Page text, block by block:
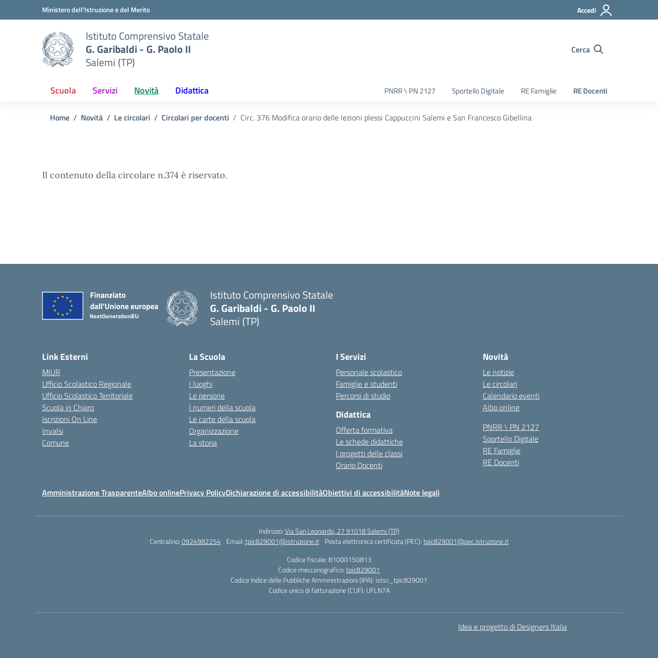
Vai ai contenuti
Vai al menu di navigazioneMinistero dell'Istruzione e del Merito Accedi
Istituto Comprensivo Statale
G. Garibaldi - G. Paolo II
Salemi (TP)
Cerca
Scuola Servizi Novità Didattica PNRR \ PN 2127 Sportello Digitale RE Famiglie RE Docenti
Home Novità Le circolari Circolari per docenti Circ. 376 Modifica orario delle lezioni plessi Cappuccini Salemi e San Francesco Gibellina
Il contenuto della circolare n.374 è riservato.
Istituto Comprensivo Statale
G. Garibaldi - G. Paolo II
Salemi (TP)
Link Esterni
MIUR
Ufficio Scolastico Regionale
Ufficio Scolastico Territoriale
Scuola in Chiaro
Iscrizioni On Line
Invalsi
Comune
La Scuola
Presentazione
I luoghi
Le persone
I numeri della scuola
Le carte della scuola
Organizzazione
La storia
I Servizi
Personale scolastico
Famiglie e studenti
Percorsi di studio
Didattica
Offerta formativa
Le schede didattiche
I progetti delle classi
Orario Docenti
Novità
Le notizie
Le circolari
Calendario eventi
Albo online
PNRR \ PN 2127
Sportello Digitale
RE Famiglie
RE Docenti
Amministrazione TrasparenteAlbo onlinePrivacy PolicyDichiarazione di accessibilitàObiettivi di accessibilitàNote legali
Indirizzo:Via San Leonardo, 27 91018 Salemi (TP)
Centralino:0924982254 Email:tpic829001@istruzione.it Posta elettronica certificata (PEC):tpic829001@pec.istruzione.it
Codice fiscale: 81000150813
Codice meccanografico:tpic829001
Codice Indice delle Pubbliche Amministrazioni (IPA): istsc_tpic829001
Codice unico di fatturazione (CUF): UFLN7A
Idea e progetto di Designers Italia